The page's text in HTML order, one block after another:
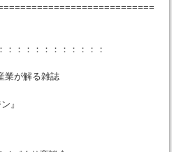
：：：：：：：：：：
が解る雑誌